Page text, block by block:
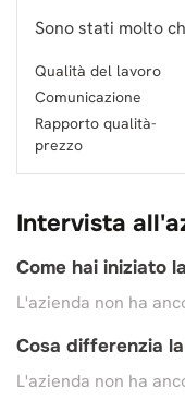
Sono stati molto
Qualità del lavoro
Comunicazione
Rapporto qualità-
prezzo
Intervista
Come hai iniziato
L'azienda non ha
Cosa differenzia
L'azienda non ha